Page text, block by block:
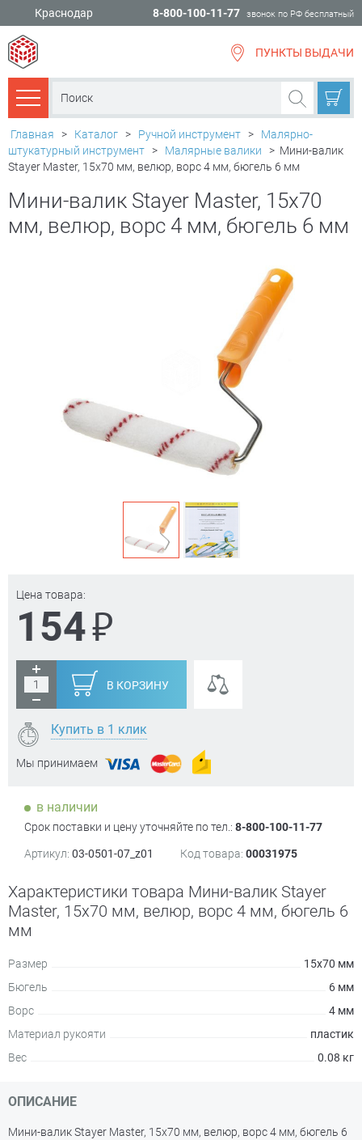
Краснодар 8-800-100-11-77 звонок по РФ бесплатный
ПУНКТЫ ВЫДАЧИ
Каталог товаров
Главная > Каталог > Ручной инструмент >
Малярно-
штукатурный инструмент > Малярные валики > Мини-валик
Stayer Master, 15х70 мм, велюр, ворс 4 мм, бюгель 6 мм
Мини-валик Stayer Master, 15х70
мм, велюр, ворс 4 мм, бюгель 6 мм
Цена товара:
154₽
В КОРЗИНУ
Купить в 1 клик
Мы принимаем
в наличии
Срок поставки и цену уточняйте по тел.: 8-800-100-11-77
Артикул: 03-0501-07_z01 Код товара: 00031975
Характеристики товара Мини-валик Stayer
Master, 15х70 мм, велюр, ворс 4 мм, бюгель 6
мм
Размер
15х70 мм
Бюгель
6 мм
Ворс
4 мм
Материал рукояти
пластик
Вес
0.08 кг
ОПИСАНИЕ
Мини-валик Stayer Master, 15х70 мм, велюр, ворс 4 мм, бюгель 6